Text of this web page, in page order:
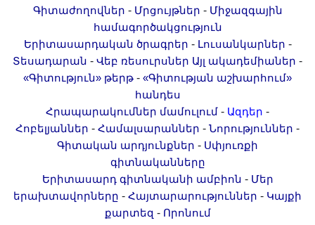
Գիտաժողովներ - Մրցույթներ - Միջազգային
համագործակցություն
Երիտասարդական ծրագրեր - Լուսանկարներ -
Տեսադարան - Վեբ ռեսուրսներ Այլ ակադեմիաներ -
«Գիտություն» թերթ - «Գիտության աշխարհում»
հանդես
Հրապարակումներ մամուլում - Ազդեր -
Հոբելյաններ - Համալսարաններ - Նորություններ -
Գիտական արդյունքներ - Սփյուռքի
գիտնականները
Երիտասարդ գիտնականի ամբիոն - Մեր
երախտավորները - Հայտարարություններ - Կայքի
քարտեզ - Որոնում